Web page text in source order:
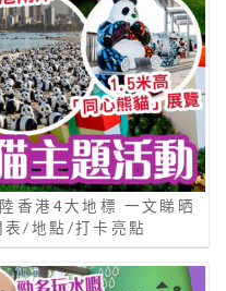
香港4大地標 一文睇晒
/地點/打卡亮點